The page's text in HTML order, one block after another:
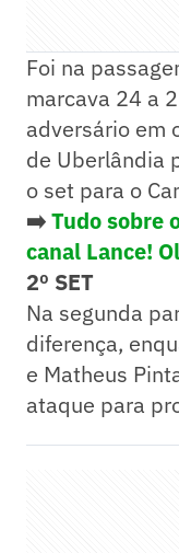
Foi na
marcava 24 a
adversário em
de Uberlândia
o set para o
➡️Tudo sobre
canal Lance!
2º SET
Na segunda
diferença,
e Matheus
ataque para